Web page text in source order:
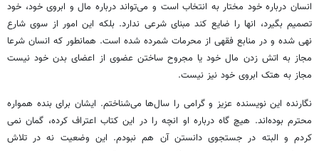
انسان درباره خود مختار به انتخاب است و می‌تواند درباره مال و ابروی خود، خود
تصمیم بگیرد، انها را ضایع کند مبنای شرعی ندارد. بلکه این امور از سوی شارع
نهی شده و در منابع فقهی از محرمات شمرده شده است. همانطور که انسان شرعا
مجاز به اتش زدن مال خود یا مجروح ساختن عضوی از اعضای بدن خود نیست
مجاز به هتک ابروی خود نیز نیست.
نگارنده این نویسنده عزیز و گرامی را سال‌ها می‌شناختم. ایشان برای بنده همواره
محترم بوده‌اند. هیچ گاه درباره او انچه را در این کتاب اعتراف کرده، گمان نمی
کردم و البته در جستجوی دانستن آن هم نبودم. این وضعیت نه در تلاش